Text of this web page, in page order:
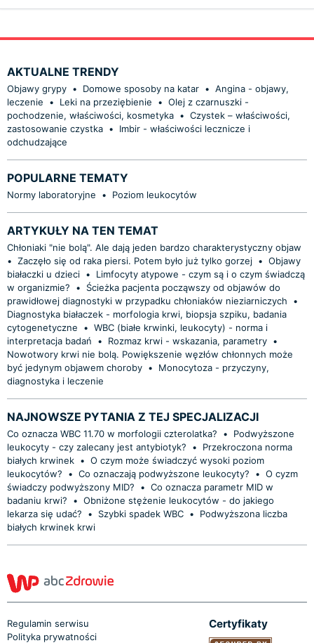
AKTUALNE TRENDY
Objawy grypy • Domowe sposoby na katar • Angina - objawy,
leczenie
• Leki na przeziębienie • Olej z czarnuszki -
pochodzenie, właściwości, kosmetyka • Czystek – właściwości,
zastosowanie czystka •
Imbir - właściwości lecznicze i
odchudzające
POPULARNE TEMATY
Normy laboratoryjne • Poziom leukocytów
ARTYKUŁY NA TEN TEMAT
Chłoniaki "nie bolą". Ale dają jeden bardzo charakterystyczny objaw
• Zaczęło się od raka piersi. Potem było już tylko gorzej • Objawy
białaczki u dzieci •
Limfocyty atypowe - czym są i o czym świadczą
w organizmie?
•
Ścieżka pacjenta począwszy od objawów do
prawidłowej diagnostyki w przypadku chłoniaków nieziarniczych
•
Diagnostyka białaczek - morfologia krwi, biopsja szpiku, badania
cytogenetyczne
• WBC (białe krwinki, leukocyty) - norma i
interpretacja badań
• Rozmaz krwi - wskazania, parametry •
Nowotwory krwi nie bolą. Powiększenie węzłów chłonnych może
być jedynym objawem choroby •
Monocytoza - przyczyny,
diagnostyka i leczenie
NAJNOWSZE PYTANIA Z TEJ SPECJALIZACJI
Co oznacza WBC 11.70 w morfologii czterolatka? •
Podwyższone
leukocyty - czy zalecany jest antybiotyk?
•
Przekroczona norma
białych krwinek • O czym może świadczyć wysoki poziom
leukocytów?
• Co oznaczają podwyższone leukocyty? • O cyzm
świadczy podwyższony MID?
• Co oznacza parametr MID w
badaniu krwi?
• Obniżone stężenie leukocytów - do jakiego
lekarza się udać?
• Szybki spadek WBC •
Podwyższona liczba
białych krwinek krwi
Regulamin serwisu
Polityka prywatności
Certyfikaty